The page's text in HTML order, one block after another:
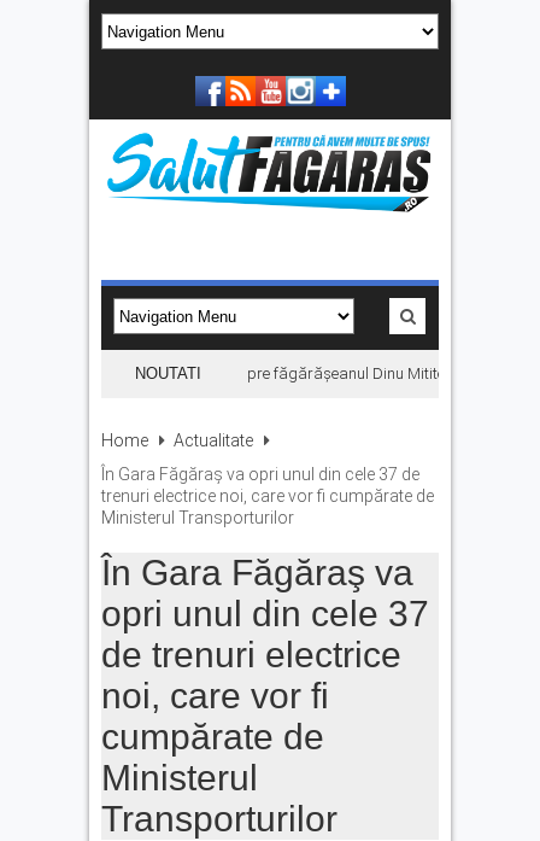
NOUTATI
„Hoinari prin munți”, filmul despre făgărășeanul Dinu Mititeanu, se vede
Home
Actualitate
În Gara Făgăraş va opri unul din cele 37 de
trenuri electrice noi, care vor fi cumpărate de
Ministerul Transporturilor
În Gara Făgăraş va
opri unul din cele 37
de trenuri electrice
noi, care vor fi
cumpărate de
Ministerul
Transporturilor